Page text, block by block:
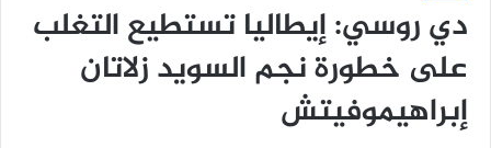
دي روسي: إيطاليا تستطيع التغلب
على خطورة نجم السويد زلاتان
إبراهيموفيتش